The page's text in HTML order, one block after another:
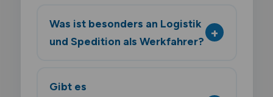
Was ist besonders an Logistik
und Spedition als Werkfahrer?
Gibt es